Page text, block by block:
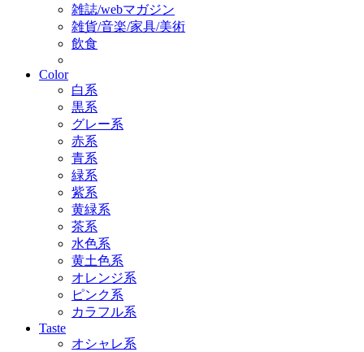
雑誌/webマガジン
雑貨/音楽/家具/美術
飲食
Color
白系
黒系
グレー系
赤系
青系
緑系
紫系
黄緑系
茶系
水色系
黄土色系
オレンジ系
ピンク系
カラフル系
Taste
オシャレ系